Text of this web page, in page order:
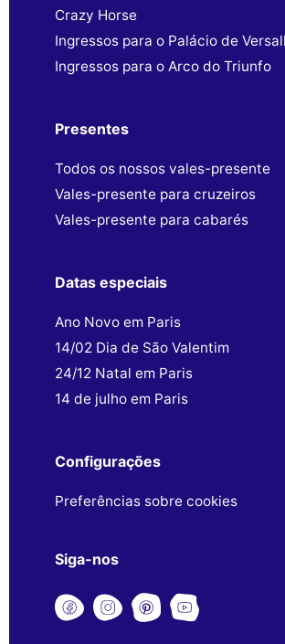
Crazy Horse
Ingressos para o Palácio de
Ingressos para o Arco do Triunfo
Presentes
Todos os nossos vales-presente
Vales-presente para cruzeiros
Vales-presente para cabarés
Datas especiais
Ano Novo em Paris
14/02 Dia de São Valentim
24/12 Natal em Paris
14 de julho em Paris
Configurações
Preferências sobre cookies
Siga-nos